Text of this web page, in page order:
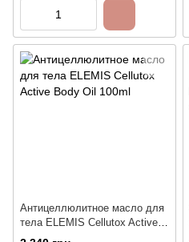
Антицеллюлитное масло для
тела ELEMIS Cellutox Active
Body Oil 100ml